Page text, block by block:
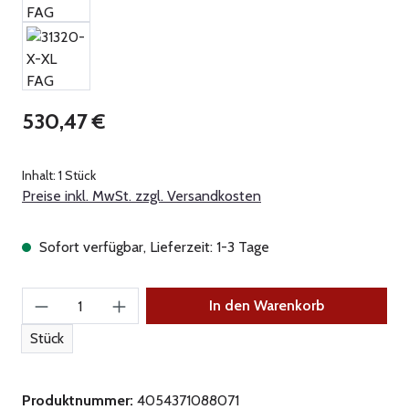
Regulärer Preis:
530,47 €
Inhalt: 1 Stück
Preise inkl. MwSt. zzgl. Versandkosten
Sofort verfügbar, Lieferzeit: 1-3 Tage
Produkt Anzahl: Gib den gewünschten Wert
Stück
In den Warenkorb
Produktnummer: 4054371088071